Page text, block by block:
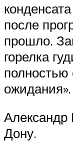
после
прошло.
горелка
ожидания».
Александр
Дону.